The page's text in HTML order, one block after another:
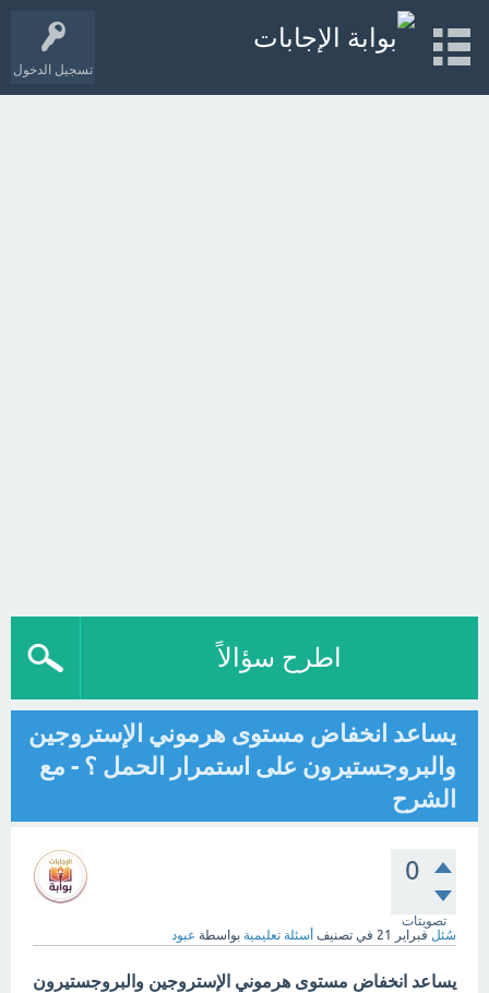
تسجيل الدخول
اطرح سؤالاً
يساعد انخفاض مستوى هرموني الإستروجين
والبروجستيرون على استمرار الحمل ؟ - مع
الشرح
0
تصويتات
سُئل فبراير 21 في تصنيف أسئلة تعليمية بواسطة عبود
يساعد انخفاض مستوى هرموني الإستروجين والبروجستيرون